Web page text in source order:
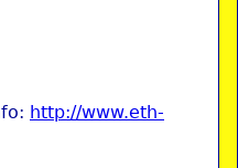
http://www.eth-